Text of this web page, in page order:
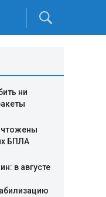
ни
БПЛА
в августе